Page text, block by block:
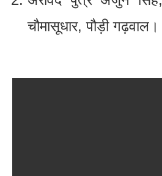
चौमासूधार, पौड़ी गढ़वाल।